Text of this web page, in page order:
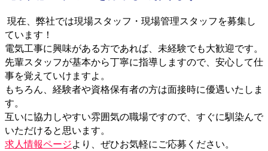
現在、弊社では現場スタッフ・現場管理スタッフを募集し
ています！
電気工事に興味がある方であれば、未経験でも大歓迎です。
先輩スタッフが基本から丁寧に指導しますので、安心して仕
事を覚えていけますよ。
もちろん、経験者や資格保有者の方は面接時に優遇いたしま
す。
互いに協力しやすい雰囲気の職場ですので、すぐに馴染んで
いただけると思います。
求人情報ページより、ぜひお気軽にご応募ください。